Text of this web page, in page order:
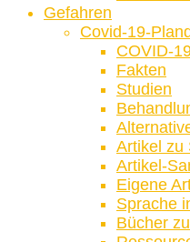
Gefahren
Covid-19-
COVID-
Fakten
Studien
Artikel zu
Artikel-
Eigene
Sprache
Bücher